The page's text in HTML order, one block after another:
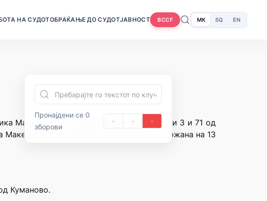
НА СУДОТОБРАЌАЊЕ ДО СУДОТЈАВНОСТ BCCF MK SQ EN
Пронајдени се 0
зборови
Македонија и членовите 28 алинеи и 1 и 3 и 71 од
бр.70/1992) на седницата одржана на 13
Куманово.